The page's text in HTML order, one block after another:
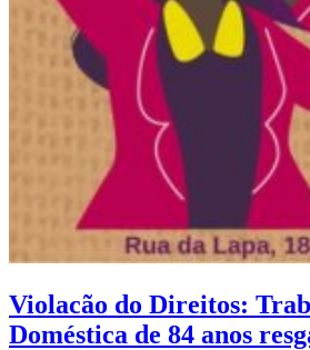
Violacão do Direitos:
Doméstica de 84 anos